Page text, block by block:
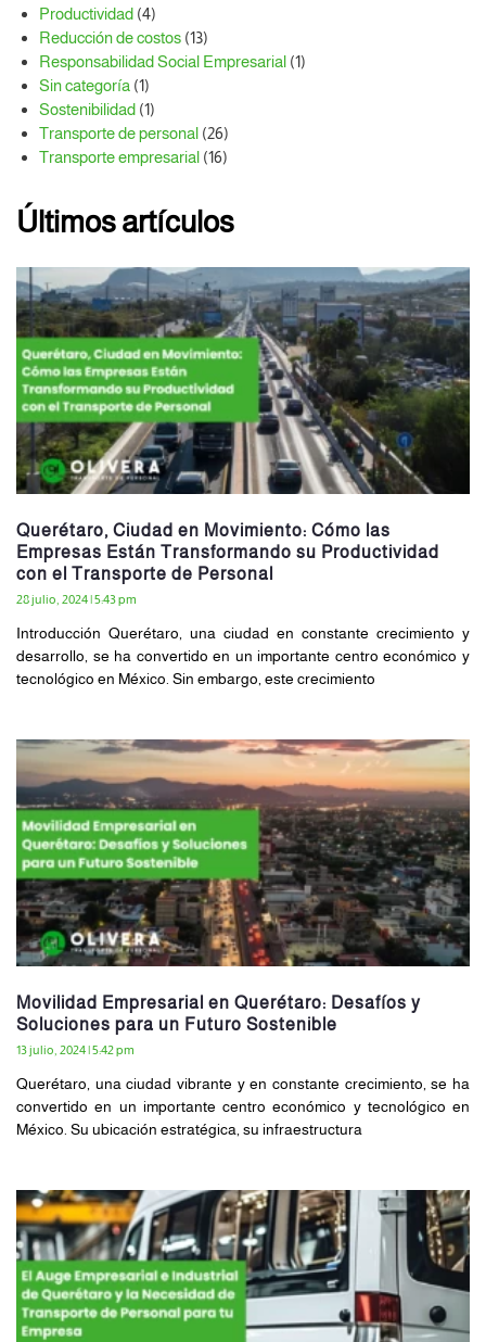
Productividad(4)
Reducción de costos(13)
Responsabilidad Social Empresarial(1)
Sin categoría(1)
Sostenibilidad(1)
Transporte de personal(26)
Transporte empresarial(16)
Últimos artículos
Querétaro, Ciudad en Movimiento: Cómo las
Empresas Están Transformando su Productividad
con el Transporte de Personal
28 julio, 2024 5:43 pm
Introducción Querétaro, una ciudad en constante crecimiento y
desarrollo, se ha convertido en un importante centro económico y
tecnológico en México. Sin embargo, este crecimiento
Movilidad Empresarial en Querétaro: Desafíos y
Soluciones para un Futuro Sostenible
13 julio, 2024 5:42 pm
Querétaro, una ciudad vibrante y en constante crecimiento, se ha
convertido en un importante centro económico y tecnológico en
México. Su ubicación estratégica, su infraestructura